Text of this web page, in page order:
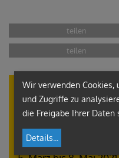
Ausstellung
Guillaume Bruère
DEAD & ALIVE. Alte
Wir verwenden Cookies,
und Zugriffe zu
die Freigabe Ihrer Daten
Details